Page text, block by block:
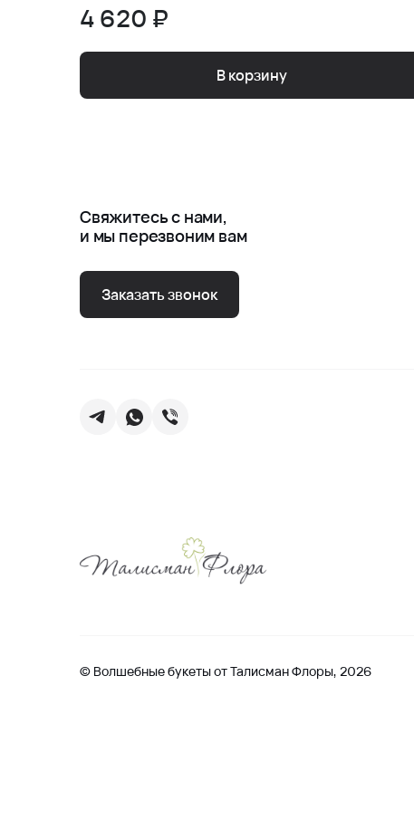
4 620 ₽
В корзину
Свяжитесь с нами,
и мы перезвоним вам
Заказать звонок
© Волшебные букеты от Талисман Флоры, 2026